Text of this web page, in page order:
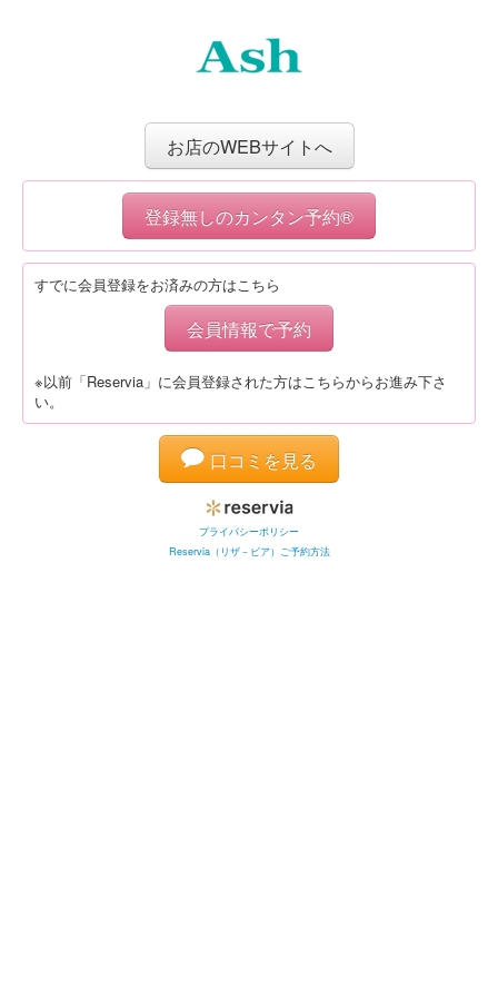
お店のWEBサイトへ
登録無しのカンタン予約®
すでに会員登録をお済みの方はこちら
会員情報で予約
※以前「Reservia」に会員登録された方はこちらからお進み下さ
い。
口コミを見る
プライバシーポリシー
Reservia（リザ－ビア）ご予約方法